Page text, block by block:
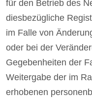
für den Betrieb des
diesbezügliche
im Falle von
oder bei der
Gegebenheiten der
Weitergabe der im
erhobenen